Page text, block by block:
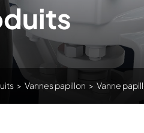
> Vannes papillon > Vanne